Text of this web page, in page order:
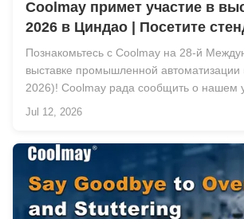
Coolmay примет участие в
2026 в Циндао | Посетите
посвященный
решениям для автоматизации
Познакомьтесь с Coolmay на 28-й
выставке промышленной
2026)! Coolmay рада сообщить о нашем
Международная выставка промышленной
выставоч...
Jul 12, 2026